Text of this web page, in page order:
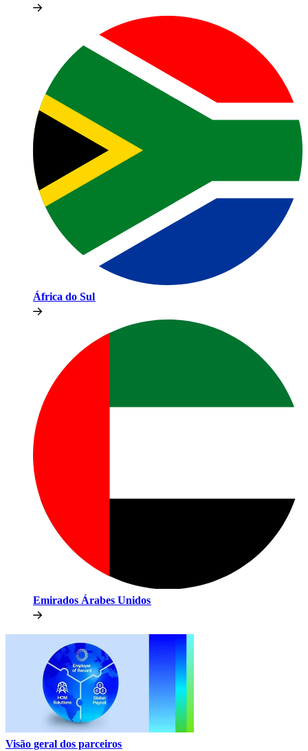
África do Sul​​
Emirados Árabes Unidos​​
Visão geral dos parceiros​​